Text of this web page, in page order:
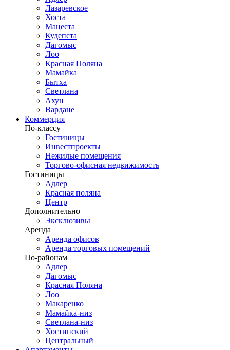
Лазаревское
Хоста
Мацеста
Кудепста
Дагомыс
Лоо
Красная Поляна
Мамайка
Бытха
Светлана
Ахун
Вардане
Коммерция
По-классу
Гостиницы
Инвестпроекты
Нежилые помещения
Торгово-офисная недвижимость
Гостиницы
Адлер
Красная поляна
Центр
Дополнительно
Эксклюзивы
Аренда
Аренда офисов
Аренда торговых помещений
По-районам
Адлер
Дагомыс
Красная Поляна
Лоо
Макаренко
Мамайка-низ
Светлана-низ
Хостинский
Центральный